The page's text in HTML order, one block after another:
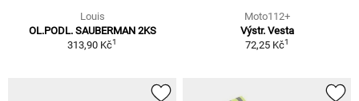
Louis
OL.PODL. SAUBERMAN 2KS
313,90 Kč1
Moto112+
Výstr. Vesta
72,25 Kč1